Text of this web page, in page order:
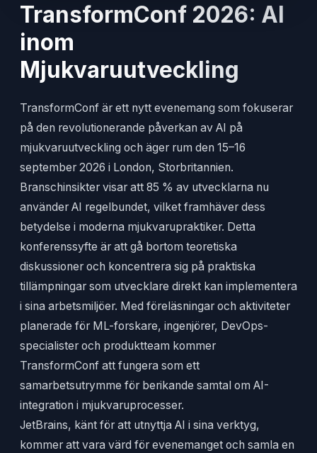
TransformConf 2026: AI
inom
Mjukvaruutveckling
TransformConf är ett nytt evenemang som fokuserar
på den revolutionerande påverkan av AI på
mjukvaruutveckling och äger rum den 15–16
september 2026 i London, Storbritannien.
Branschinsikter visar att 85 % av utvecklarna nu
använder AI regelbundet, vilket framhäver dess
betydelse i moderna mjukvarupraktiker. Detta
konferenssyfte är att gå bortom teoretiska
diskussioner och koncentrera sig på praktiska
tillämpningar som utvecklare direkt kan implementera
i sina arbetsmiljöer. Med föreläsningar och aktiviteter
planerade för ML-forskare, ingenjörer, DevOps-
specialister och produktteam kommer
TransformConf att fungera som ett
samarbetsutrymme för berikande samtal om AI-
integration i mjukvaruprocesser.
JetBrains, känt för att utnyttja AI i sina verktyg,
kommer att vara värd för evenemanget och samla en